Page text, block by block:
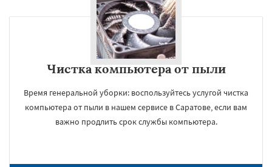
Чистка компьютера от пыли
Время генеральной уборки: воспользуйтесь услугой чистка
компьютера от пыли в нашем сервисе в Саратове, если вам
важно продлить срок службы компьютера.